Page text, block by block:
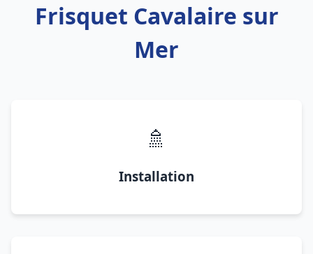
Frisquet Cavalaire sur
Mer
🚿
Installation